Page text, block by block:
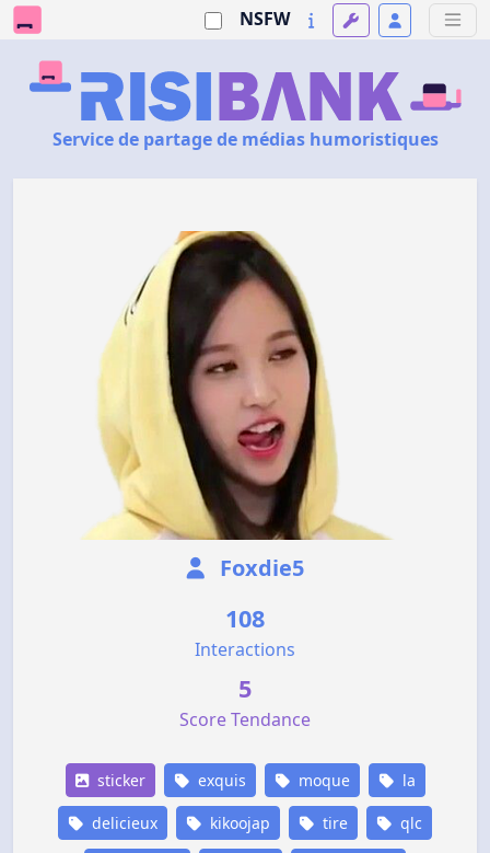
NSFW
Service de partage de médias humoristiques
Foxdie5
108
Interactions
5
Score Tendance
sticker exquis moque la
delicieux kikoojap tire qlc